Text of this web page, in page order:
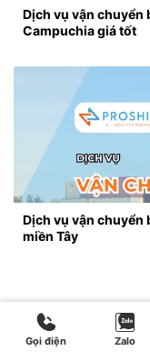
Dịch vụ vận chuyển
Campuchia giá tốt
Dịch vụ vận chuyển
miền Tây
Gọi điện Zalo